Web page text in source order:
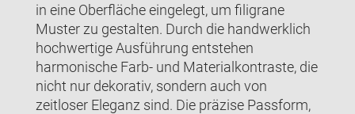
in eine Oberfläche eingelegt, um filigrane
Muster zu gestalten. Durch die handwerklich
hochwertige Ausführung entstehen
harmonische Farb- und Materialkontraste, die
nicht nur dekorativ, sondern auch von
zeitloser Eleganz sind. Die präzise Passform,